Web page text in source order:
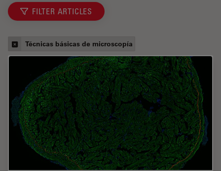
FILTER ARTICLES
Técnicas básicas de microscopía